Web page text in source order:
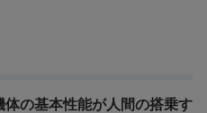
体の基本性能が人間の搭乗す